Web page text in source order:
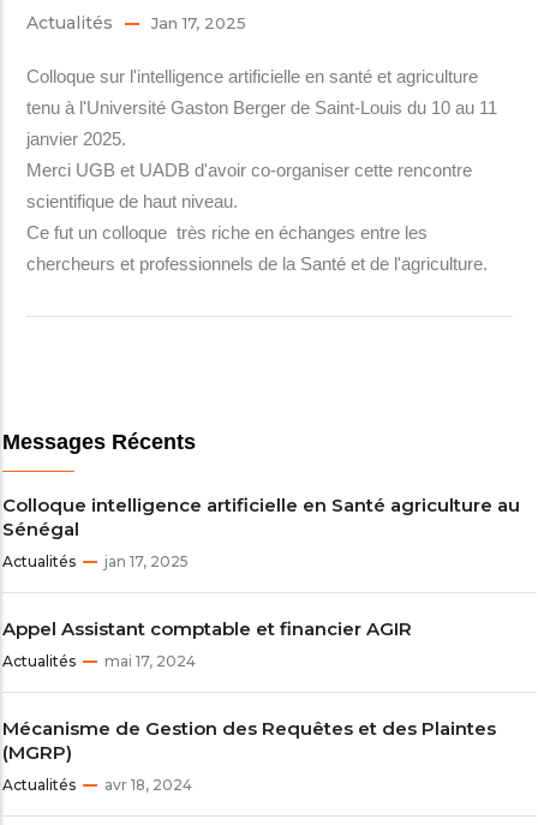
Actualités Jan 17, 2025
Colloque sur l'intelligence artificielle en santé et agriculture
tenu à l'Université Gaston Berger de Saint-Louis du 10 au 11
janvier 2025.
Merci UGB et UADB d'avoir co-organiser cette rencontre
scientifique de haut niveau.
Ce fut un colloque très riche en échanges entre les
chercheurs et professionnels de la Santé et de l'agriculture.
Messages Récents
Colloque intelligence artificielle en Santé agriculture au
Sénégal
Actualités jan 17, 2025
Appel Assistant comptable et financier AGIR
Actualités mai 17, 2024
Mécanisme de Gestion des Requêtes et des Plaintes
(MGRP)
Actualités avr 18, 2024